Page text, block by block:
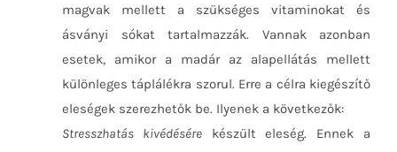
magvak mellett a szükséges vitaminokat és
ásványi sókat tartalmazzák. Vannak azonban
esetek, amikor a madár az alapellátás mellett
különleges táplálékra szorul. Erre a célra kiegészítő
eleségek szerezhetők be. Ilyenek a következők:
Stresszhatás kivédésérekészült eleség. Ennek a